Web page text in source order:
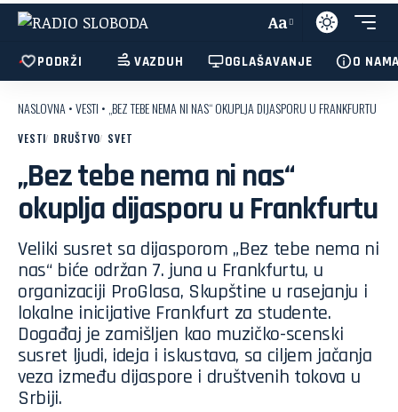
Aa
PODRŽI VAZDUH OGLAŠAVANJE O
NASLOVNA •VESTI • „BEZ TEBE NEMA NI NAS“ OKUPLJA DIJASPORU U FRANKFURTU
VESTI DRUŠTVO SVET
„Bez tebe nema ni nas“
okuplja dijasporu u Frankfurtu
Veliki susret sa dijasporom „Bez tebe nema ni
nas“ biće održan 7. juna u Frankfurtu, u
organizaciji ProGlasa, Skupštine u rasejanju i
lokalne inicijative Frankfurt za studente.
Događaj je zamišljen kao muzičko-scenski
susret ljudi, ideja i iskustava, sa ciljem jačanja
veza između dijaspore i društvenih tokova u
Srbiji.